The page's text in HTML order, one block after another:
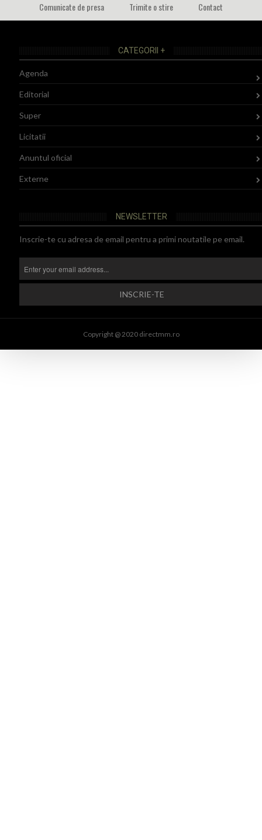
Comunicate de presa
Trimite o stire Contact
CATEGORII +
Agenda
Editorial
Super
Licitatii
Anuntul oficial
Externe
NEWSLETTER
Inscrie-te cu adresa de email pentru a primi noutatile pe email.
Copyright @ 2020 directmm.ro